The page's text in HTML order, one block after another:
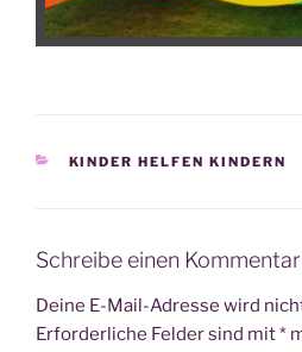
KATEGORIEN
KINDER HELFEN KINDERN
Schreibe einen Kommentar
Deine E-Mail-Adresse wird
Erforderliche Felder sind mit*